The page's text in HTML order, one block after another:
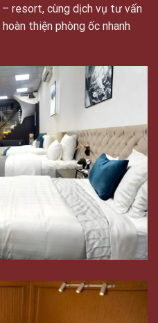
resort, cùng dịch vụ tư vấn
thiện phòng ốc nhanh